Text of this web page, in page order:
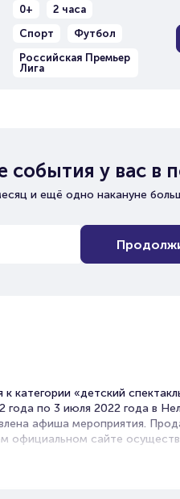
0+
2 часа
Спорт
Футбол
Российская Премьер
Лига
у вас в
и ещё одно накануне
категории «детский
года по 3 июля 2022 года в
афиша мероприятия.
официальном сайте